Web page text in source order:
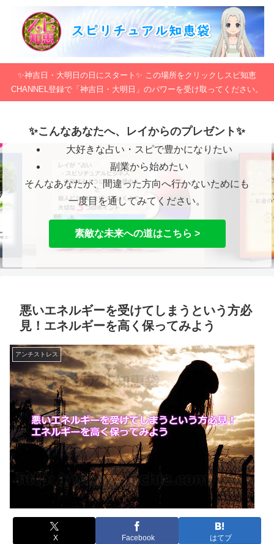
✨神吉日・大明日の日にスタート✨ この場所をクリックしスピ知恵
CHANNEL登録で「神吉日・大明日」のパワーを受け取ってください。
✨こんなあなたへ、レイからのプレゼント✨
大好きな占い・スピで豊かになりたい
副業から始めたい
そんなあなたが、間違った方向へ行かないためにも
一度目を通してみてください。
素敵な未来への道はこちら >
悪いエネルギーを受けてしまうという方必
見！エネルギーを高く保ってみよう
アンチストレス
X Facebook はてブ